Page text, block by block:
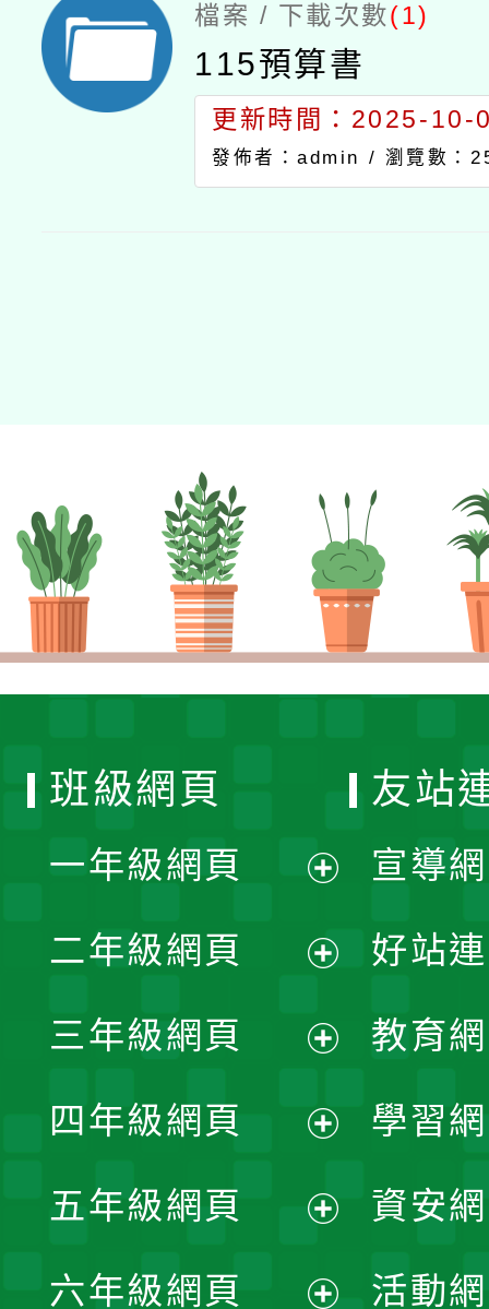
檔案 / 下載次數(1)
115預算書
更新時間：2025-10-
發佈者：admin / 瀏覽數：
班級網頁
一年級網頁
開
選
單
二年級網頁
開
選
單
三年級網頁
開
選
單
四年級網頁
開
選
五年級網頁
六年級網頁
友站
宣導
好站
教育
學習
資安
活動